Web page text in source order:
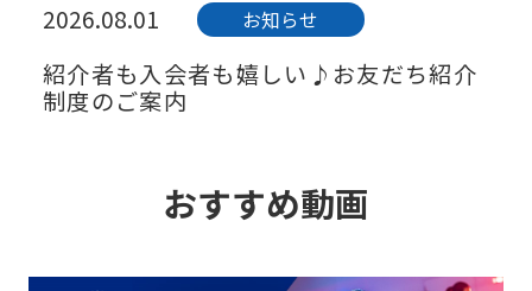
2026.08.01 お知らせ
紹介者も入会者も嬉しい♪お友だち紹介
制度のご案内
お知らせ
おすすめ動画